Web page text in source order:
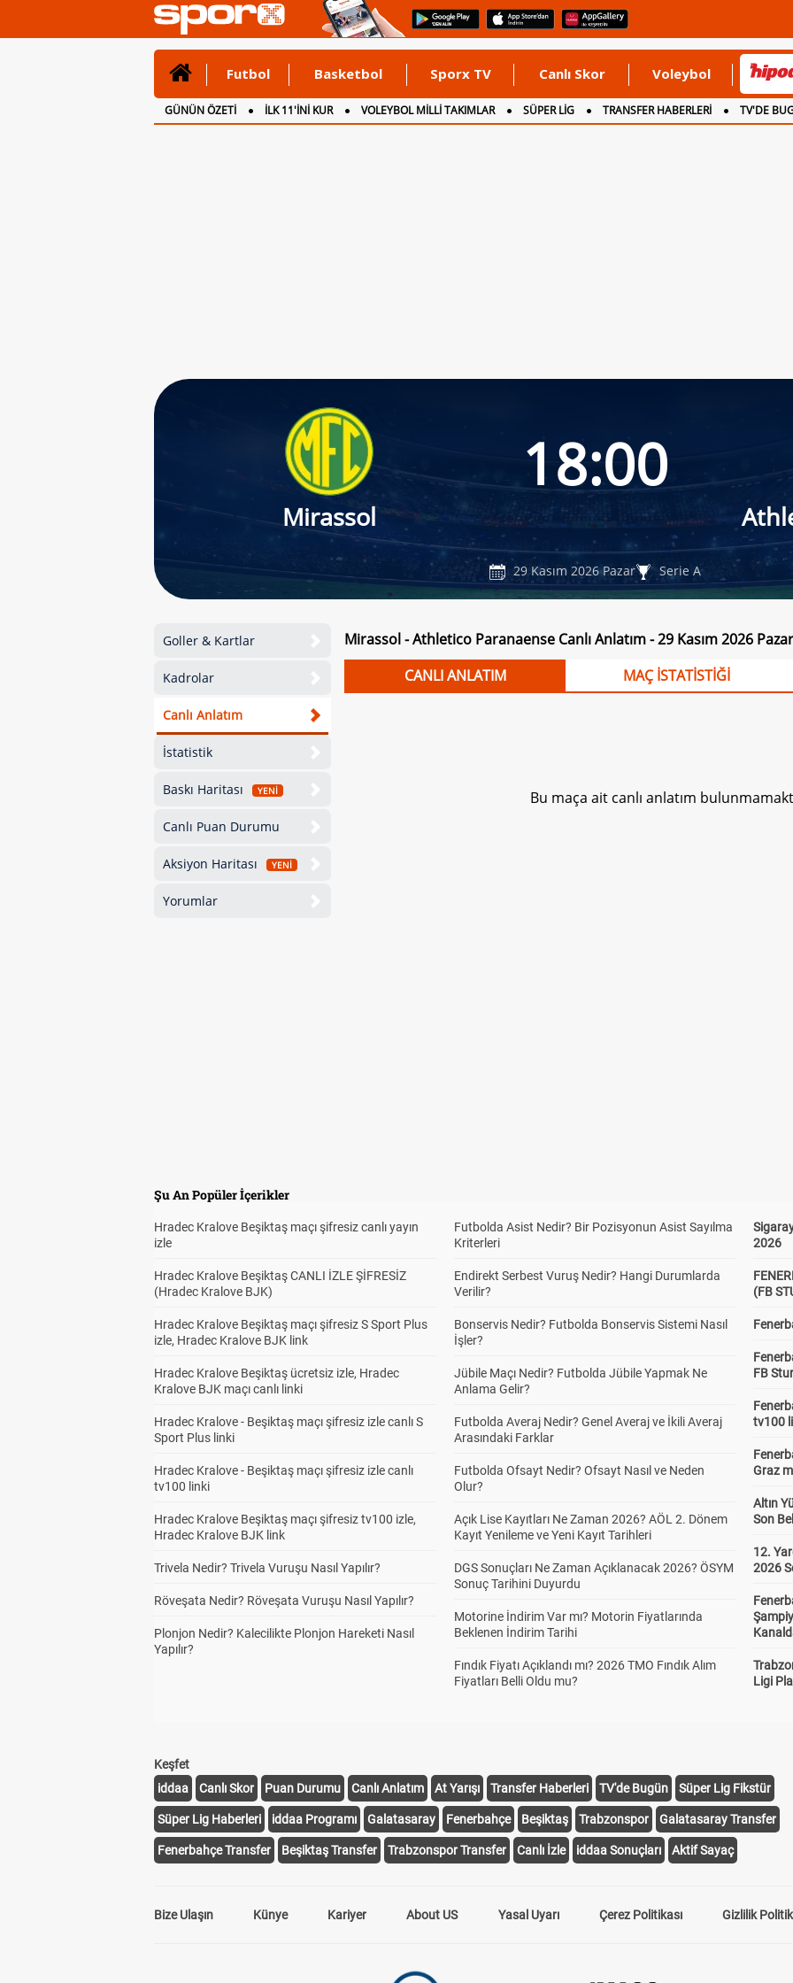
Futbol Basketbol Sporx TV Canlı Skor Voleybol
GÜNÜN ÖZETİ İLK 11'İNİ KUR VOLEYBOL MİLLİ TAKIMLAR SÜPER LİG TRANSFER HABERLERİ TV'DE
CANLI ANLATIM
İNGİLTERE
Mirassol
18:00
29 Kasım 2026 Pazar Serie A
Goller & Kartlar
Kadrolar
Canlı Anlatım
İstatistik
Baskı Haritası YENİ
Canlı Puan Durumu
Aksiyon Haritası YENİ
Yorumlar
Mirassol - Athletico Paranaense Canlı Anlatım - 29 Kasım 2026 Pazar
CANLI ANLATIM
MAÇ İSTATİSTİĞİ
Bu maça ait canlı anlatım
Şu An Popüler İçerikler
Hradec Kralove Beşiktaş maçı şifresiz canlı yayın
izle
Hradec Kralove Beşiktaş CANLI İZLE ŞİFRESİZ
(Hradec Kralove BJK)
Hradec Kralove Beşiktaş maçı şifresiz S Sport Plus
izle, Hradec Kralove BJK link
Hradec Kralove Beşiktaş ücretsiz izle, Hradec
Kralove BJK maçı canlı linki
Hradec Kralove - Beşiktaş maçı şifresiz izle canlı S
Sport Plus linki
Hradec Kralove - Beşiktaş maçı şifresiz izle canlı
tv100 linki
Hradec Kralove Beşiktaş maçı şifresiz tv100 izle,
Hradec Kralove BJK link
Trivela Nedir? Trivela Vuruşu Nasıl Yapılır?
Röveşata Nedir? Röveşata Vuruşu Nasıl Yapılır?
Plonjon Nedir? Kalecilikte Plonjon Hareketi Nasıl
Yapılır?
Futbolda Asist Nedir? Bir Pozisyonun Asist Sayılma
Kriterleri
Endirekt Serbest Vuruş Nedir? Hangi Durumlarda
Verilir?
Bonservis Nedir? Futbolda Bonservis Sistemi Nasıl
İşler?
Jübile Maçı Nedir? Futbolda Jübile Yapmak Ne
Anlama Gelir?
Futbolda Averaj Nedir? Genel Averaj ve İkili Averaj
Arasındaki Farklar
Futbolda Ofsayt Nedir? Ofsayt Nasıl ve Neden
Olur?
Açık Lise Kayıtları Ne Zaman 2026? AÖL 2. Dönem
Kayıt Yenileme ve Yeni Kayıt Tarihleri
DGS Sonuçları Ne Zaman Açıklanacak 2026? ÖSYM
Sonuç Tarihini Duyurdu
Motorine İndirim Var mı? Motorin Fiyatlarında
Beklenen İndirim Tarihi
Fındık Fiyatı Açıklandı mı? 2026 TMO Fındık Alım
Fiyatları Belli Oldu mu?
2026
(FB
FB
tv100
Graz
Altın
Son
12.
2026
Ligi
Keşfet
iddaa
Canlı Skor Puan Durumu Canlı Anlatım At Yarışı Transfer Haberleri TV'de Bugün Süper Lig Fikstür
Süper Lig Haberleri iddaa Programı Galatasaray Fenerbahçe Beşiktaş Trabzonspor Galatasaray Transfer
Fenerbahçe Transfer Beşiktaş Transfer Trabzonspor Transfer Canlı İzle iddaa Sonuçları Aktif Sayaç
Bize Ulaşın Künye Kariyer About US Yasal Uyarı Çerez Politikası Gizlilik